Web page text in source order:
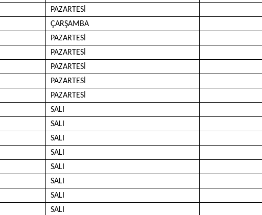
PAZARTESİ
ÇARŞAMBA
PAZARTESİ
PAZARTESİ
PAZARTESİ
PAZARTESİ
PAZARTESİ
SALI
SALI
SALI
SALI
SALI
SALI
SALI
SALI